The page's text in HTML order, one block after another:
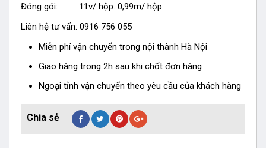
Đóng gói: 11v/ hộp. 0,99m/ hộp
Liên hệ tư vấn: 0916 756 055
Miễn phí vận chuyển trong nội thành Hà Nội
Giao hàng trong 2h sau khi chốt đơn hàng
Ngoại tỉnh vận chuyển theo yêu cầu của khách hàng